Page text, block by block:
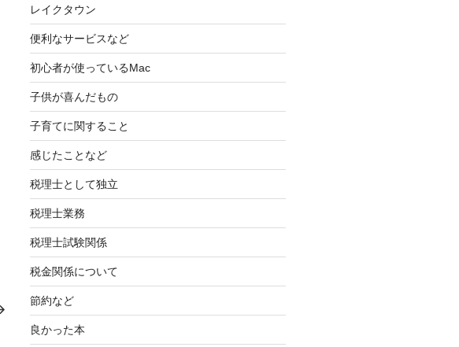
レイクタウン
便利なサービスなど
初心者が使っているMac
子供が喜んだもの
子育てに関すること
感じたことなど
税理士として独立
税理士業務
税理士試験関係
税金関係について
節約など
良かった本